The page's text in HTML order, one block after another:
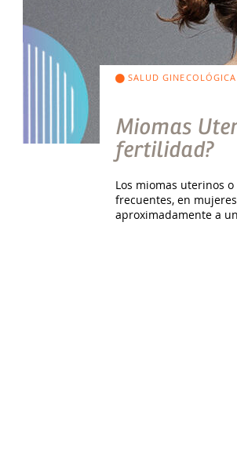
SALUD GINECOLÓGICA
Miomas
fertilidad?
Los miomas uterinos
frecuentes, en
aproximadamente a